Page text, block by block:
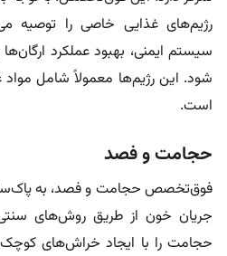
رژیم‌های غذایی خاصی را توصیه
سیستم ایمنی، بهبود عملکرد
شود. این رژیم‌ها معمولاً شامل مواد
است.
حجامت و فصد
فوق‌تخصص حجامت و فصد، به
جریان خون از طریق روش‌های
حجامت را با ایجاد خراش‌های